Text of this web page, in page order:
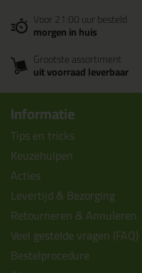
Voor 21:00 uur besteld
morgen in huis
Grootste assortiment
uit voorraad leverbaar
Informatie
Tips en tricks
Keuzehulpen
Acties
Levertijd & Bezorging
Retourneren & Annuleren
Veel gestelde vragen (FAQ)
Bestelprocedure